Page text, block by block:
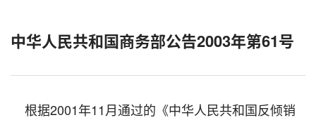
中华人民共和国商务部公告2003年第61号
根据2001年11月通过的《中华人民共和国反倾销